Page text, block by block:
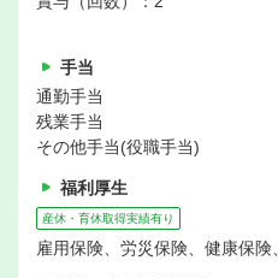
手当
通勤手当
残業手当
その他手当(役職手当)
福利厚生
産休・育休取得実績有り
雇用保険、労災保険、健康保